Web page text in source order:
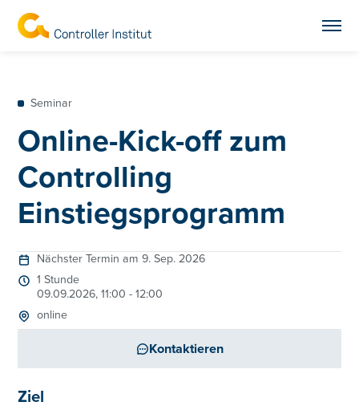
Seminar
Online-Kick-off zum
Controlling
Einstiegsprogramm
Ziel
Nächster Termin am 9. Sep. 2026
1 Stunde
09.09.2026, 11:00 - 12:00
online
Kontaktieren